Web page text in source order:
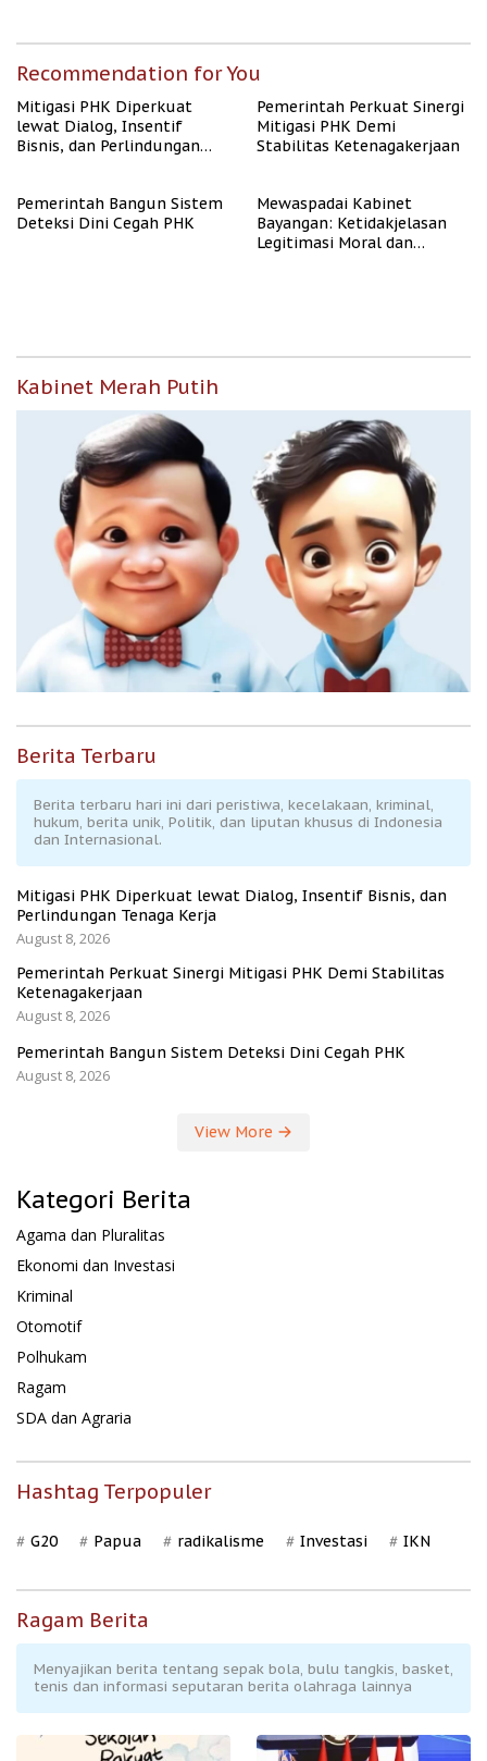
Recommendation for You
Mitigasi PHK Diperkuat
lewat Dialog, Insentif
Bisnis, dan Perlindungan
Pemerintah Perkuat Sinergi
Mitigasi PHK Demi
Stabilitas Ketenagakerjaan
Pemerintah Bangun Sistem
Deteksi Dini Cegah PHK
Mewaspadai Kabinet
Bayangan: Ketidakjelasan
Legitimasi Moral dan
Kabinet Merah Putih
Berita Terbaru
Berita terbaru hari ini dari peristiwa, kecelakaan, kriminal,
hukum, berita unik, Politik, dan liputan khusus di Indonesia
dan Internasional.
Mitigasi PHK Diperkuat lewat Dialog, Insentif Bisnis, dan
Perlindungan Tenaga Kerja
August 8, 2026
Pemerintah Perkuat Sinergi Mitigasi PHK Demi Stabilitas
Ketenagakerjaan
August 8, 2026
Pemerintah Bangun Sistem Deteksi Dini Cegah PHK
August 8, 2026
View More
Kategori Berita
Agama dan Pluralitas
Ekonomi dan Investasi
Kriminal
Otomotif
Polhukam
Ragam
SDA dan Agraria
Hashtag Terpopuler
G20 Papua radikalisme Investasi IKN
Ragam Berita
Menyajikan berita tentang sepak bola, bulu tangkis, basket,
tenis dan informasi seputaran berita olahraga lainnya